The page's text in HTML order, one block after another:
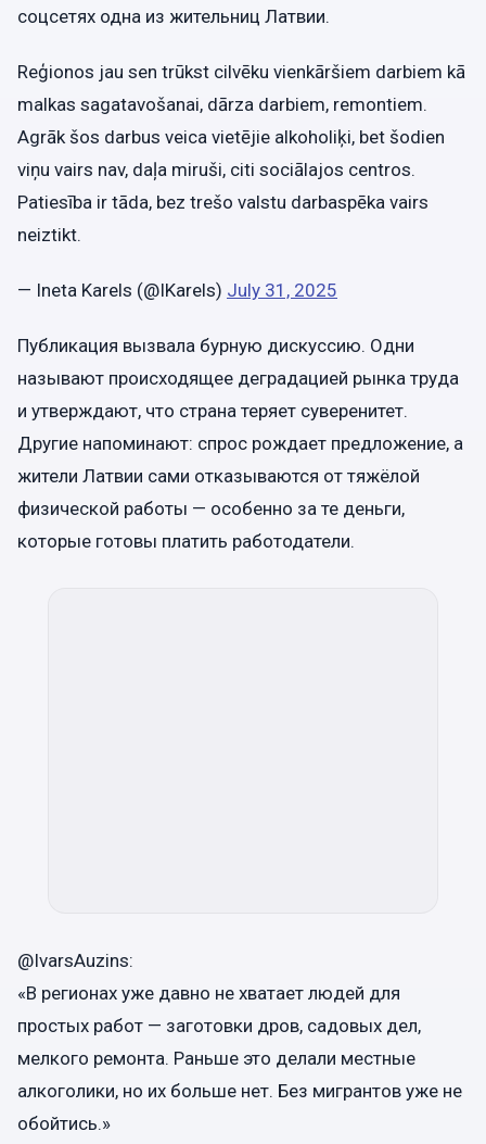
соцсетях одна из жительниц Латвии.
Reģionos jau sen trūkst cilvēku vienkāršiem darbiem kā
malkas sagatavošanai, dārza darbiem, remontiem.
Agrāk šos darbus veica vietējie alkoholiķi, bet šodien
viņu vairs nav, daļa miruši, citi sociālajos centros.
Patiesība ir tāda, bez trešo valstu darbaspēka vairs
neiztikt.
— Ineta Karels (@IKarels) July 31, 2025
Публикация вызвала бурную дискуссию. Одни
называют происходящее деградацией рынка труда
и утверждают, что страна теряет суверенитет.
Другие напоминают: спрос рождает предложение, а
жители Латвии сами отказываются от тяжёлой
физической работы — особенно за те деньги,
которые готовы платить работодатели.
@IvarsAuzins:
«В регионах уже давно не хватает людей для
простых работ — заготовки дров, садовых дел,
мелкого ремонта. Раньше это делали местные
алкоголики, но их больше нет. Без мигрантов уже не
обойтись.»